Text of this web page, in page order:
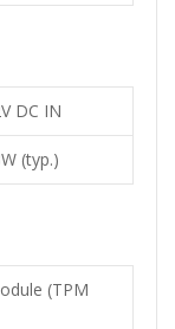
DC IN
(typ.)
(TPM